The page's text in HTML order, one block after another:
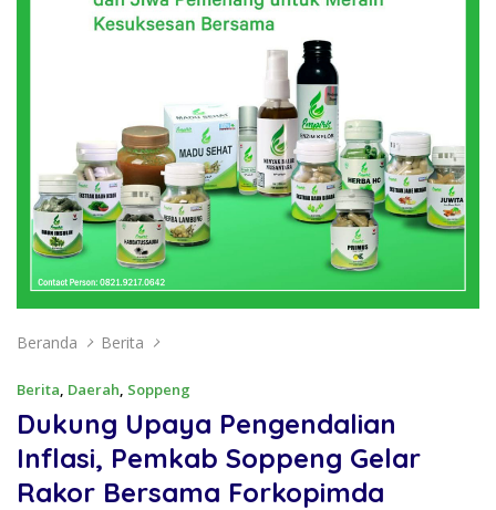
Beranda Berita
Berita, Daerah, Soppeng
Dukung Upaya Pengendalian
Inflasi, Pemkab Soppeng Gelar
Rakor Bersama Forkopimda